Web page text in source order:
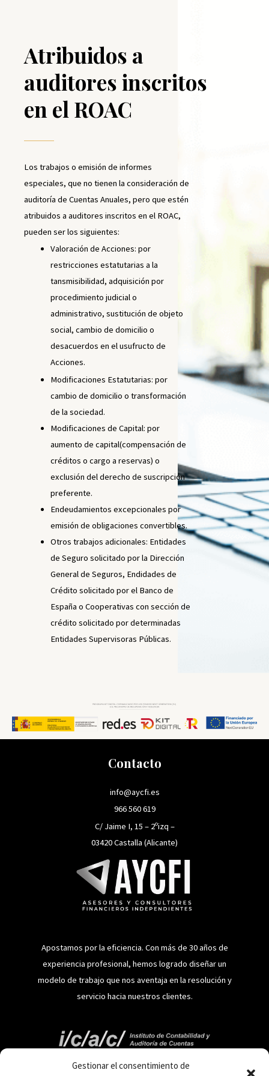
Gestionar el consentimiento de
Atribuidos a
auditores inscritos
en el ROAC
Los trabajos o emisión de informes
especiales, que no tienen la consideración de
auditoría de Cuentas Anuales, pero que estén
atribuidos a auditores inscritos en el ROAC,
pueden ser los siguientes:
Valoración de Acciones: por
restricciones estatutarias a la
tansmisibilidad, adquisición por
procedimiento judicial o
administrativo, sustitución de objeto
social, cambio de domicilio o
desacuerdos en el usufructo de
Acciones.
Modificaciones Estatutarias: por
cambio de domicilio o transformación
de la sociedad.
Modificaciones de Capital: por
aumento de capital(compensación de
créditos o cargo a reservas) o
exclusión del derecho de suscripción
preferente.
Endeudamientos excepcionales por
emisión de obligaciones convertibles.
Otros trabajos adicionales: Entidades
de Seguro solicitado por la Dirección
General de Seguros, Endidades de
Crédito solicitado por el Banco de
España o Cooperativas con sección de
crédito solicitado por determinadas
Entidades Supervisoras Públicas.
Contacto
info@aycfi.es
966 560 619
C/ Jaime I, 15 – 2ºizq –
03420 Castalla (Alicante)
Apostamos por la eficiencia. Con más de 30 años de
experiencia profesional, hemos logrado diseñar un
modelo de trabajo que nos aventaja en la resolución y
servicio hacia nuestros clientes.
Información